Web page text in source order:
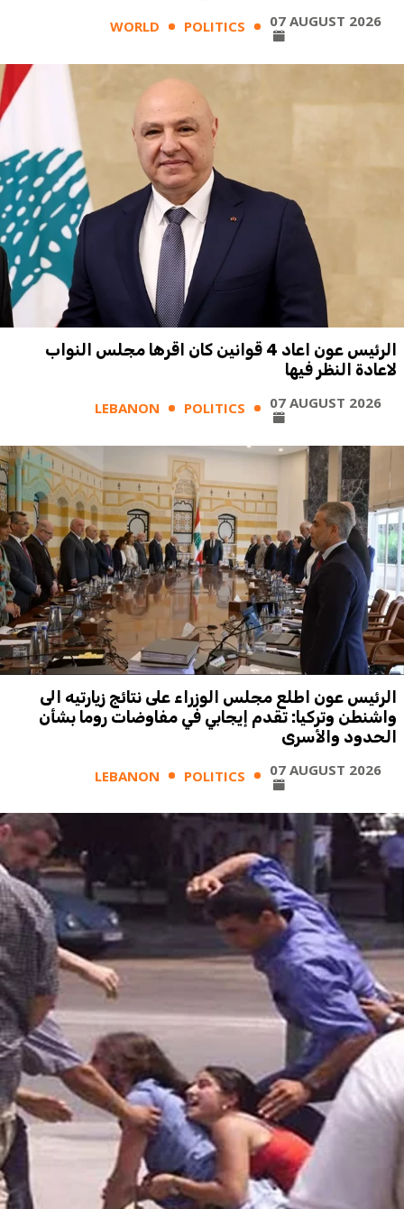
WORLD POLITICS 07 AUGUST 2026
الرئيس عون اعاد 4 قوانين كان اقرها مجلس النواب
لاعادة النظر فيها
LEBANON POLITICS 07 AUGUST 2026
الرئيس عون اطلع مجلس الوزراء على نتائج زيارتيه الى
واشنطن وتركيا: تقدم إيجابي في مفاوضات روما بشأن
الحدود والأسرى
LEBANON POLITICS 07 AUGUST 2026